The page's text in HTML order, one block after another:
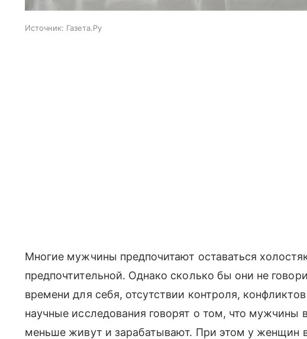
Источник: Газета.Ру
Многие мужчины предпочитают оставаться
предпочтительной. Однако сколько бы они не
времени для себя, отсутствии контроля,
научные исследования говорят о том, что мужчины
меньше живут и зарабатывают. При этом у женщин